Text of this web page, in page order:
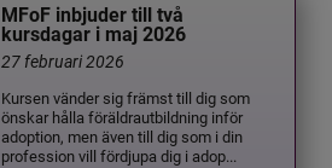
MFoF inbjuder till två
kursdagar i maj 2026
27 februari 2026
Kursen vänder sig främst till dig som
önskar hålla föräldrautbildning inför
adoption, men även till dig som i din
profession vill fördjupa dig i adop...